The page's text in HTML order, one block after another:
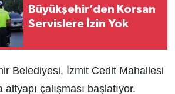
Büyükşehir’den Korsan
Servislere İzin Yok
Belediyesi, İzmit Cedit Mahallesi
çalışması başlatıyor.